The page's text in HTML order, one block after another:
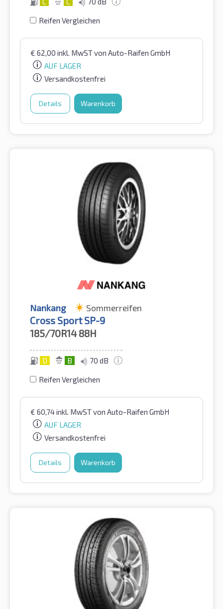
Reifen Vergleichen
€ 62,00 inkl. MwSTvon Auto-Raifen GmbH
AUF LAGER
Versandkostenfrei
Details Warenkorb
Nankang Sommerreifen
Cross Sport SP-9
185/70R14 88H
D B 70 dB
Reifen Vergleichen
€ 60,74inkl. MwSTvon Auto-Raifen GmbH
AUF LAGER
Versandkostenfrei
Details Warenkorb